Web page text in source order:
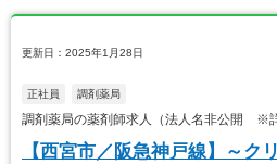
更新日：2025年1月28日
正社員 調剤薬局
調剤薬局の薬剤師求人（法人名非公開 ※
【西宮市／阪急神戸線】～ク